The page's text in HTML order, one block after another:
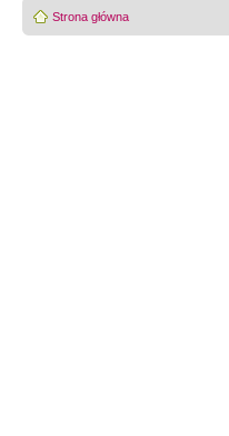
Strona główna